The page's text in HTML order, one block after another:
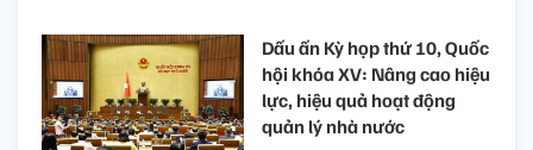
Dấu ấn Kỳ họp thứ 10, Quốc
hội khóa XV: Nâng cao hiệu
lực, hiệu quả hoạt động
quản lý nhà nước